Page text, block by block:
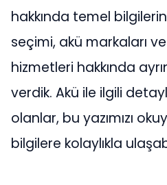
hakkında temel bilgilerin
seçimi, akü markaları
hizmetleri hakkında
verdik. Akü ile ilgili
olanlar, bu yazımızı
bilgilere kolaylıkla